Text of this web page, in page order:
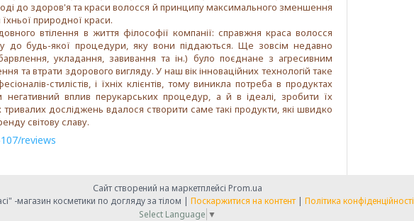
до здоров'я та краси волосся й принципу максимального зменшення
природної краси.
втілення в життя філософії компанії: справжня краса волосся
до будь-якої процедури, яку вони піддаються. Ще зовсім недавно
укладання, завивання та ін.) було поєднане з агресивним
та втрати здорового вигляду. У наш вік інноваційних технологій таке
стилістів, і їхніх клієнтів, тому виникла потреба в продуктах
негативний вплив перукарських процедур, а й в ідеалі, зробити їх
досліджень вдалося створити саме такі продукти, які швидко
світову славу.
reviews
Сайт створений на маркетплейсі Prom.ua
" Справа в красі" -магазин косметики по догляду за тілом | Поскаржитися на контент | Політика конфіденційності
Select Language ▼